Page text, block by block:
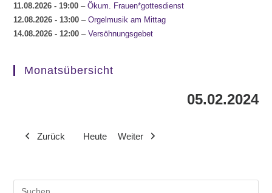
11.08.2026 - 19:00 –Ökum. Frauen*gottesdienst
12.08.2026 - 13:00 –Orgelmusik am Mittag
14.08.2026 - 12:00 –Versöhnungsgebet
Monatsübersicht
05.02.2024
Zurück Heute Weiter